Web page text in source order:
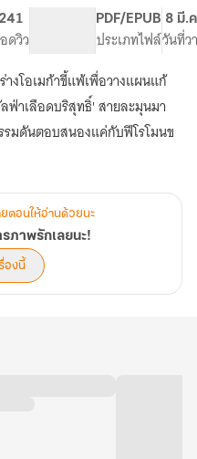
อย่า
ง
รภาพ
ย
!
241
ดวิว
PDF/EPUB
ประเภทไฟล์
8 มี.
วันที่ว
งโอเมก้าขี้แพ้เพื่อวางแผนแก้
าเลือดบริสุทธิ์' สายละมุนมา
รมดันตอบสนองแค่กับฟีโรโมนข
ตอนให้อ่านด้วยนะ
ภาพรักเลยนะ!
องนี้